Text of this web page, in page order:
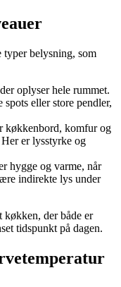
typer belysning, som
oplyser hele rummet.
eller store pendler,
køkkenbord, komfur og
er lysstyrke og
hygge og varme, når
indirekte lys under
køkken, der både er
tidspunkt på dagen.